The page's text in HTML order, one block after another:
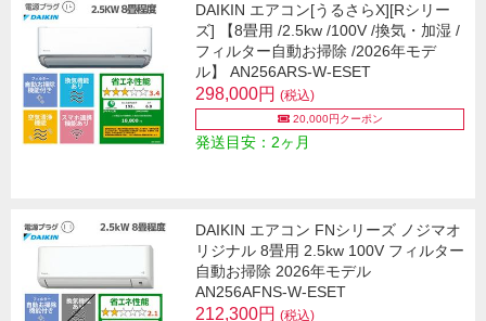
DAIKIN エアコン[うるさらX][Rシリー
ズ] 【8畳用 /2.5kw /100V /換気・加湿 /
フィルター自動お掃除 /2026年モデ
ル】 AN256ARS-W-ESET
298,000円 (税込)
20,000円クーポン
発送目安：2ヶ月
DAIKIN エアコン FNシリーズ ノジマオ
リジナル 8畳用 2.5kw 100V フィルター
自動お掃除 2026年モデル
AN256AFNS-W-ESET
212,300円 (税込)